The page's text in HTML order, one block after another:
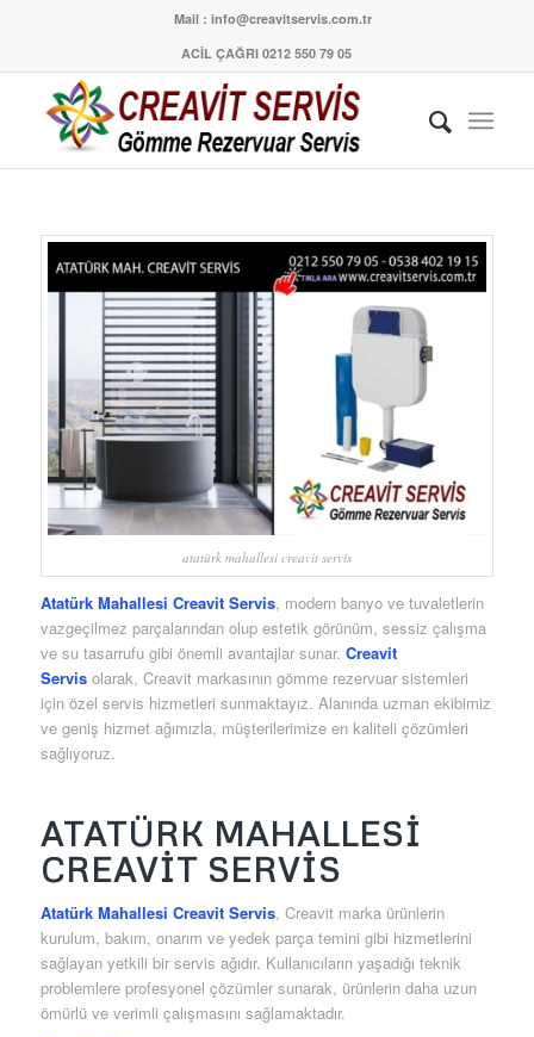
Mail : info@creavitservis.com.tr
ACİL ÇAĞRI 0212 550 79 05
atatürk mahallesi creavit servis
Atatürk Mahallesi Creavit Servis, modern banyo ve tuvaletlerin
vazgeçilmez parçalarından olup estetik görünüm, sessiz çalışma
ve su tasarrufu gibi önemli avantajlar sunar. Creavit
Servisolarak, Creavit markasının gömme rezervuar sistemleri
için özel servis hizmetleri sunmaktayız. Alanında uzman ekibimiz
ve geniş hizmet ağımızla, müşterilerimize en kaliteli çözümleri
sağlıyoruz.
ATATÜRK MAHALLESI
CREAVIT SERVIS
Atatürk Mahallesi Creavit Servis, Creavit marka ürünlerin
kurulum, bakım, onarım ve yedek parça temini gibi hizmetlerini
sağlayan yetkili bir servis ağıdır. Kullanıcıların yaşadığı teknik
problemlere profesyonel çözümler sunarak, ürünlerin daha uzun
ömürlü ve verimli çalışmasını sağlamaktadır.